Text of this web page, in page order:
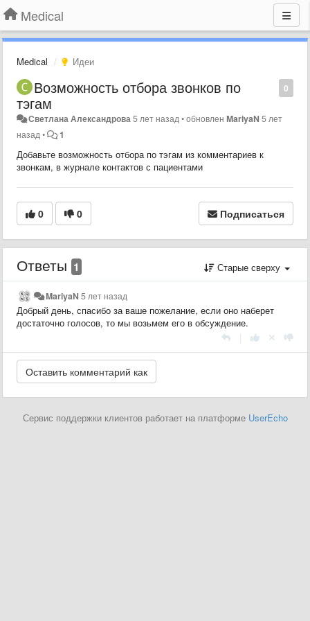
Medical
Medical Идеи
0
Возможность отбора звонков по
тэгам
Светлана Александрова5 лет назад•обновленMariyaN 5 лет
назад• 1
Добавьте возможность отбора по тэгам из комментариев к
звонкам, в журнале контактов с пациентами
0 0 Подписаться
Ответы 1 Старые сверху
MariyaN 5 лет назад
Добрый день, спасибо за ваше пожелание, если оно наберет
достаточно голосов, то мы возьмем его в обсуждение.
Сервис поддержки клиентов работает на платформе UserEcho